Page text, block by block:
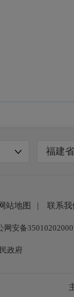
福建
站地图 联系我
网安备
政府